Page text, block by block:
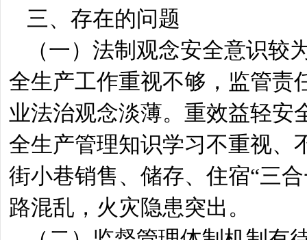
三、存在的问题
（一）法制观念安全意识
全生产工作重视不够，监管责
业法治观念淡薄。重效益轻安
全生产管理知识学习不重视、
街小巷销售、储存、住宿“三
路混乱，火灾隐患突出。